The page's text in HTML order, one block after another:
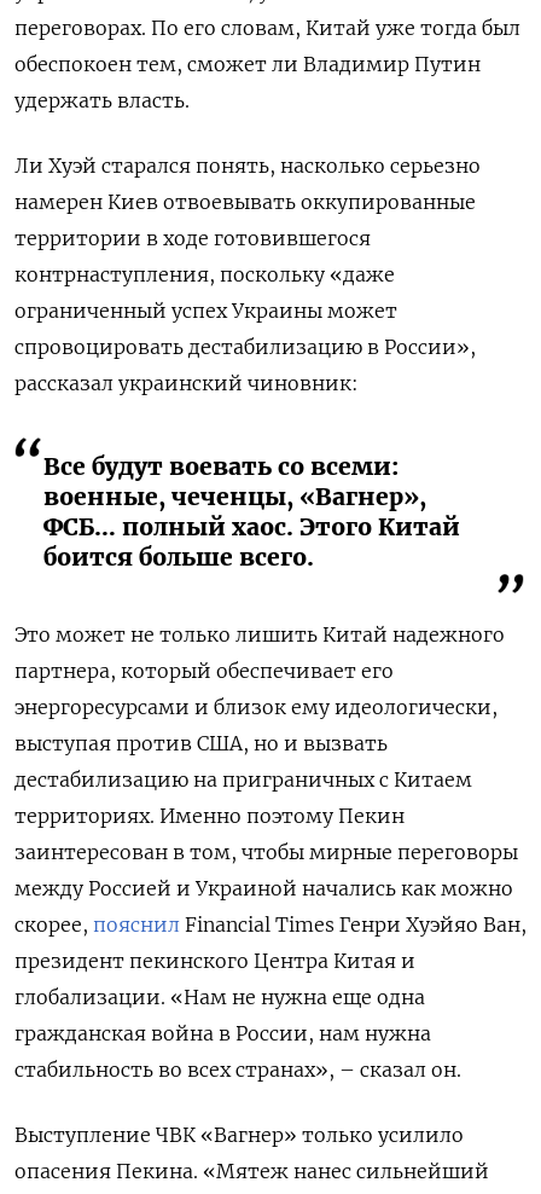
переговорах. По его словам, Китай уже тогда был
обеспокоен тем, сможет ли Владимир Путин
удержать власть.
Ли Хуэй старался понять, насколько серьезно
намерен Киев отвоевывать оккупированные
территории в ходе готовившегося
контрнаступления, поскольку «даже
ограниченный успех Украины может
спровоцировать дестабилизацию в России»,
рассказал украинский чиновник:
Все будут воевать со всеми:
военные, чеченцы, «Вагнер»,
ФСБ… полный хаос. Этого Китай
боится больше всего.
Это может не только лишить Китай надежного
партнера, который обеспечивает его
энергоресурсами и близок ему идеологически,
выступая против США, но и вызвать
дестабилизацию на приграничных с Китаем
территориях. Именно поэтому Пекин
заинтересован в том, чтобы мирные переговоры
между Россией и Украиной начались как можно
скорее, пояснил Financial Times Генри Хуэйяо Ван,
президент пекинского Центра Китая и
глобализации. «Нам не нужна еще одна
гражданская война в России, нам нужна
стабильность во всех странах», – сказал он.
Выступление ЧВК «Вагнер» только усилило
опасения Пекина. «Мятеж нанес сильнейший